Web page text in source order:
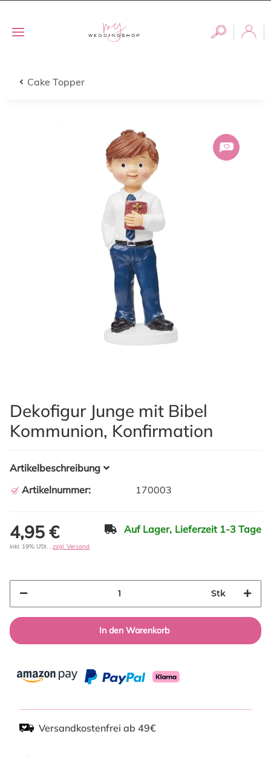
Cake Topper
Dekofigur Junge mit Bibel
Kommunion, Konfirmation
Artikelbeschreibung
Artikelnummer:
170003
4,95 € Auf Lager, Lieferzeit 1-3 Tage
inkl. 19% USt. , zzgl. Versand
Stk
In den Warenkorb
Versandkostenfrei ab 49€